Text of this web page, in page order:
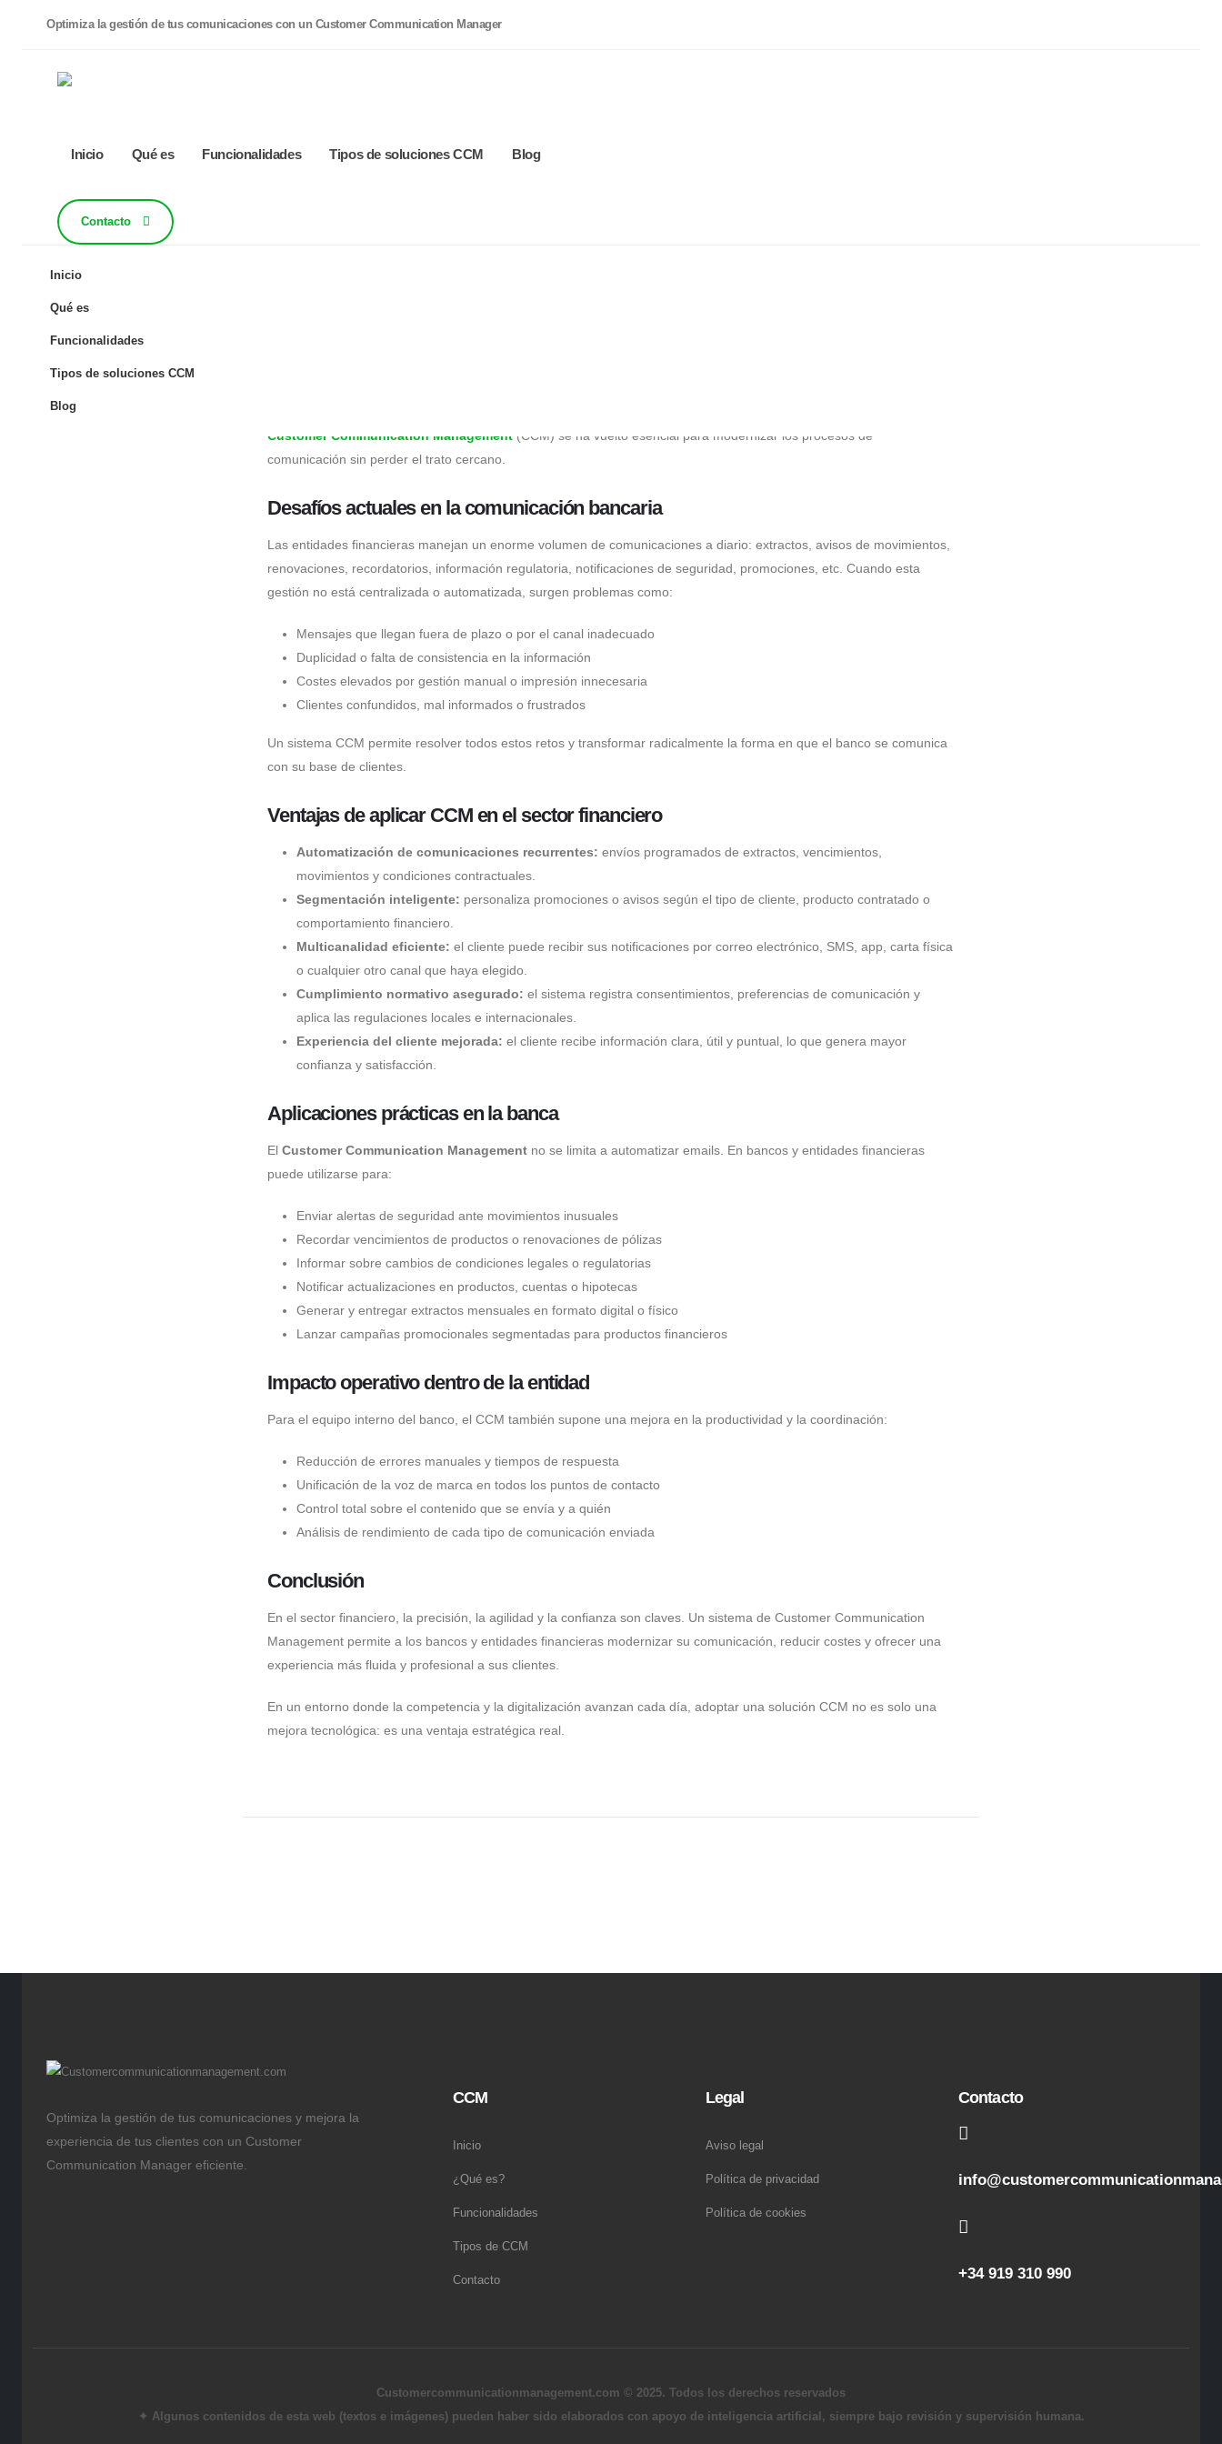
Optimiza la gestión de tus comunicaciones con un Customer Communication Manager
Inicio Qué es Funcionalidades Tipos de soluciones CCM Blog
Contacto
Inicio
Qué es
Funcionalidades
Tipos de soluciones CCM
Blog
Customer Communication Management (CCM) se ha vuelto esencial para modernizar los procesos de
comunicación sin perder el trato cercano.
Desafíos actuales en la comunicación bancaria
Las entidades financieras manejan un enorme volumen de comunicaciones a diario: extractos, avisos de movimientos,
renovaciones, recordatorios, información regulatoria, notificaciones de seguridad, promociones, etc. Cuando esta
gestión no está centralizada o automatizada, surgen problemas como:
Mensajes que llegan fuera de plazo o por el canal inadecuado
Duplicidad o falta de consistencia en la información
Costes elevados por gestión manual o impresión innecesaria
Clientes confundidos, mal informados o frustrados
Un sistema CCM permite resolver todos estos retos y transformar radicalmente la forma en que el banco se comunica
con su base de clientes.
Ventajas de aplicar CCM en el sector financiero
Automatización de comunicaciones recurrentes: envíos programados de extractos, vencimientos,
movimientos y condiciones contractuales.
Segmentación inteligente: personaliza promociones o avisos según el tipo de cliente, producto contratado o
comportamiento financiero.
Multicanalidad eficiente: el cliente puede recibir sus notificaciones por correo electrónico, SMS, app, carta física
o cualquier otro canal que haya elegido.
Cumplimiento normativo asegurado: el sistema registra consentimientos, preferencias de comunicación y
aplica las regulaciones locales e internacionales.
Experiencia del cliente mejorada: el cliente recibe información clara, útil y puntual, lo que genera mayor
confianza y satisfacción.
Aplicaciones prácticas en la banca
El Customer Communication Management no se limita a automatizar emails. En bancos y entidades financieras
puede utilizarse para:
Enviar alertas de seguridad ante movimientos inusuales
Recordar vencimientos de productos o renovaciones de pólizas
Informar sobre cambios de condiciones legales o regulatorias
Notificar actualizaciones en productos, cuentas o hipotecas
Generar y entregar extractos mensuales en formato digital o físico
Lanzar campañas promocionales segmentadas para productos financieros
Impacto operativo dentro de la entidad
Para el equipo interno del banco, el CCM también supone una mejora en la productividad y la coordinación:
Reducción de errores manuales y tiempos de respuesta
Unificación de la voz de marca en todos los puntos de contacto
Control total sobre el contenido que se envía y a quién
Análisis de rendimiento de cada tipo de comunicación enviada
Conclusión
En el sector financiero, la precisión, la agilidad y la confianza son claves. Un sistema de Customer Communication
Management permite a los bancos y entidades financieras modernizar su comunicación, reducir costes y ofrecer una
experiencia más fluida y profesional a sus clientes.
En un entorno donde la competencia y la digitalización avanzan cada día, adoptar una solución CCM no es solo una
mejora tecnológica: es una ventaja estratégica real.
Optimiza la gestión de tus comunicaciones y mejora la
experiencia de tus clientes con un Customer
Communication Manager eficiente.
CCM
Inicio
¿Qué es?
Funcionalidades
Tipos de CCM
Contacto
Legal
Aviso legal
Política de privacidad
Política de cookies
Contacto
+34 919 310 990
Customercommunicationmanagement.com © 2025. Todos los derechos reservados
✦ Algunos contenidos de esta web (textos e imágenes) pueden haber sido elaborados con apoyo de inteligencia artificial, siempre bajo revisión y supervisión humana.